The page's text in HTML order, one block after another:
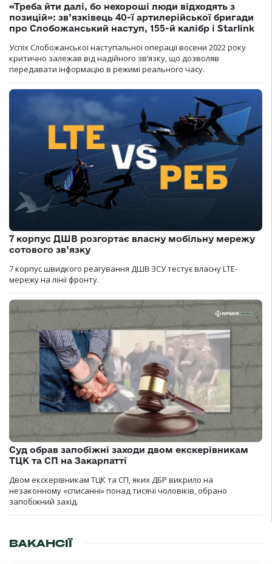
«Треба йти далі, бо нехороші люди відходять з
позицій»: зв’язківець 40-ї артилерійської бригади
про Слобожанський наступ, 155-й калібр і Starlink
Успіх Слобожанської наступальної операції восени 2022 року
критично залежав від надійного зв’язку, що дозволяв
передавати інформацію в режимі реального часу.
7 корпус ДШВ розгортає власну мобільну мережу
сотового зв’язку
7 корпус швидкого реагування ДШВ ЗСУ тестує власну LTE-
мережу на лінії фронту.
Суд обрав запобіжні заходи двом екскерівникам
ТЦК та СП на Закарпатті
Двом екскерівникам ТЦК та СП, яких ДБР викрило на
незаконному «списанні» понад тисячі чоловіків, обрано
запобіжний захід.
ВАКАНСІЇ